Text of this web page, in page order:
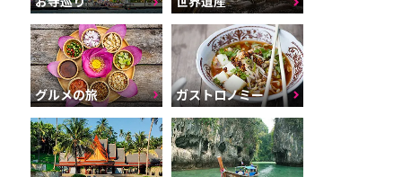
グルメの旅 ガストロノミー